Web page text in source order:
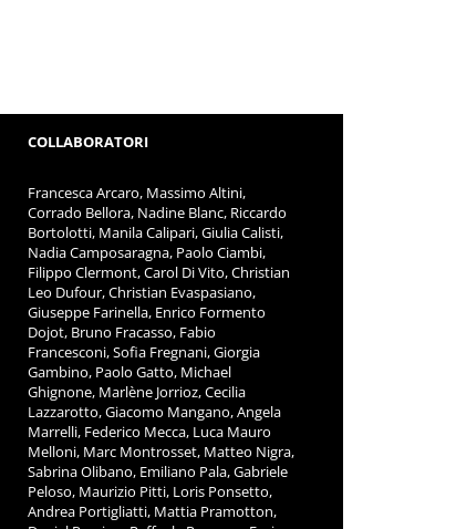
COLLABORATORI
Francesca Arcaro, Massimo Altini,
Corrado Bellora, Nadine Blanc, Riccardo
Bortolotti, Manila Calipari, Giulia Calisti,
Nadia Camposaragna, Paolo Ciambi,
Filippo Clermont, Carol Di Vito, Christian
Leo Dufour, Christian Evaspasiano,
Giuseppe Farinella, Enrico Formento
Dojot, Bruno Fracasso, Fabio
Francesconi, Sofia Fregnani, Giorgia
Gambino, Paolo Gatto, Michael
Ghignone, Marlène Jorrioz, Cecilia
Lazzarotto, Giacomo Mangano, Angela
Marrelli, Federico Mecca, Luca Mauro
Melloni, Marc Montrosset, Matteo Nigra,
Sabrina Olibano, Emiliano Pala, Gabriele
Peloso, Maurizio Pitti, Loris Ponsetto,
Andrea Portigliatti, Mattia Pramotton,